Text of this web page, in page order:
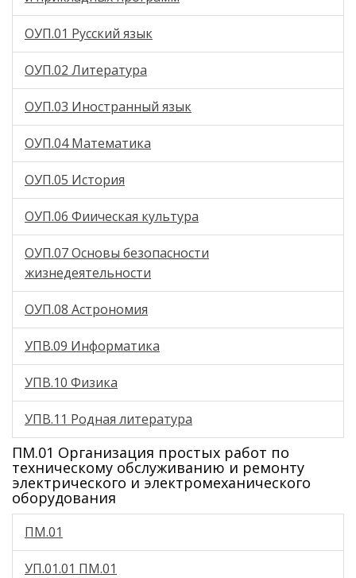
ОУП.01 Русский язык
ОУП.02 Литература
ОУП.03 Иностранный язык
ОУП.04 Математика
ОУП.05 История
ОУП.06 Фиическая культура
ОУП.07 Основы безопасности
жизнедеятельности
ОУП.08 Астрономия
УПВ.09 Информатика
УПВ.10 Физика
УПВ.11 Родная литература
ПМ.01 Организация простых работ по
техническому обслуживанию и ремонту
электрического и электромеханического
оборудования
ПМ.01
УП.01.01 ПМ.01